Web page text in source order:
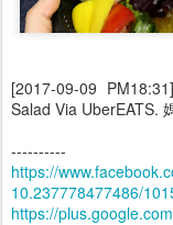
[2017-09-09
Salad Via UberEATS.
----------
https://
10.237778477486/
https://